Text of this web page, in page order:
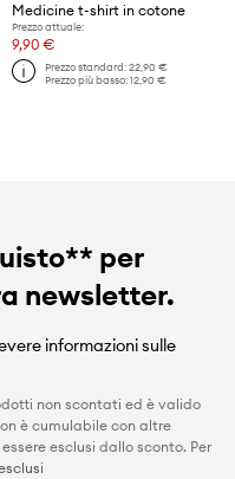
Medicine t-shirt in cotone
Prezzo attuale:
9,90 €
Prezzo standard: 22,90 €
Prezzo più basso: 12,90 €
per
newsletter.
informazioni sulle
non scontati ed è valido
è cumulabile con altre
esclusi dallo sconto. Per